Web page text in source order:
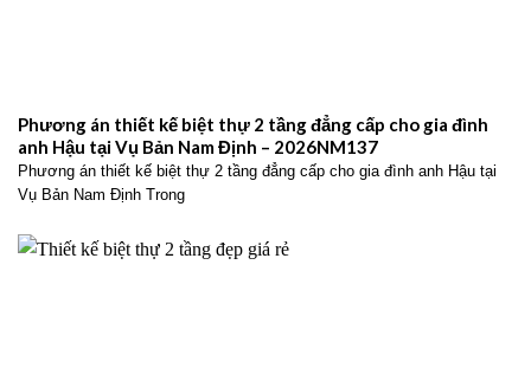
Phương án thiết kế biệt thự 2 tầng đẳng cấp cho gia đình
anh Hậu tại Vụ Bản Nam Định – 2026NM137
Phương án thiết kế biệt thự 2 tầng đẳng cấp cho gia đình anh Hậu tại
Vụ Bản Nam Định Trong